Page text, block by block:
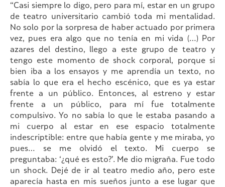
“Casi siempre lo digo, pero para mí, estar en un grupo
de teatro universitario cambió toda mi mentalidad.
No solo por la sorpresa de haber actuado por primera
vez, pues era algo que no tenía en mi vida (…) Por
azares del destino, llego a este grupo de teatro y
tengo este momento de shock corporal, porque si
bien iba a los ensayos y me aprendía un texto, no
sabía lo que era el hecho escénico, que es ya estar
frente a un público. Entonces, al estreno y estar
frente a un público, para mí fue totalmente
compulsivo. Yo no sabía lo que le estaba pasando a
mi cuerpo al estar en ese espacio totalmente
indescriptible: entre que había gente y me miraba, yo
pues… se me olvidó el texto. Mi cuerpo se
preguntaba: ‘¿qué es esto?’. Me dio migraña. Fue todo
un shock. Dejé de ir al teatro medio año, pero este
aparecía hasta en mis sueños junto a ese lugar que